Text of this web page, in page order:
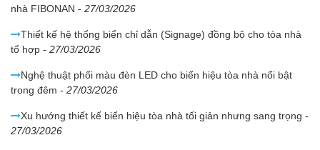
nhà FIBONAN - 27/03/2026
Thiết kế hệ thống biển chỉ dẫn (Signage) đồng bộ cho tòa nhà
tổ hợp - 27/03/2026
Nghệ thuật phối màu đèn LED cho biển hiệu tòa nhà nổi bật
trong đêm - 27/03/2026
Xu hướng thiết kế biển hiệu tòa nhà tối giản nhưng sang trọng -
27/03/2026